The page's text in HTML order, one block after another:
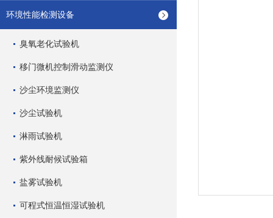
环境性能检测设备
臭氧老化试验机
移门微机控制滑动监测仪
沙尘环境监测仪
沙尘试验机
淋雨试验机
紫外线耐候试验箱
盐雾试验机
可程式恒温恒湿试验机